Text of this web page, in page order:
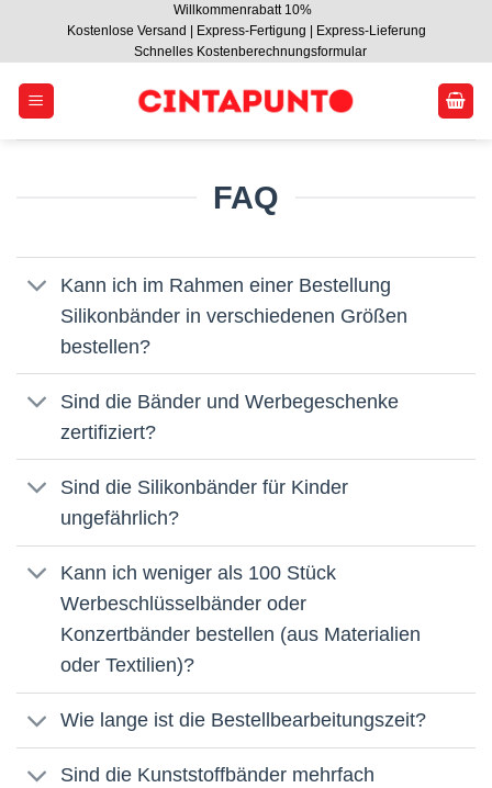
springen
Willkommenrabatt 10%
Kostenlose Versand | Express-Fertigung | Express-Lieferung
Schnelles Kostenberechnungsformular
FAQ
Kann ich im Rahmen einer Bestellung
Silikonbänder in verschiedenen Größen
bestellen?
Sind die Bänder und Werbegeschenke
zertifiziert?
Sind die Silikonbänder für Kinder
ungefährlich?
Kann ich weniger als 100 Stück
Werbeschlüsselbänder oder
Konzertbänder bestellen (aus Materialien
oder Textilien)?
Wie lange ist die Bestellbearbeitungszeit?
Sind die Kunststoffbänder mehrfach